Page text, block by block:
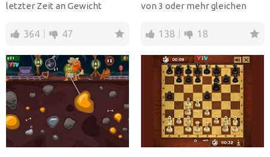
letzter Zeit an Gewicht
g...
364 47
von 3 oder mehr gleichen
138 18